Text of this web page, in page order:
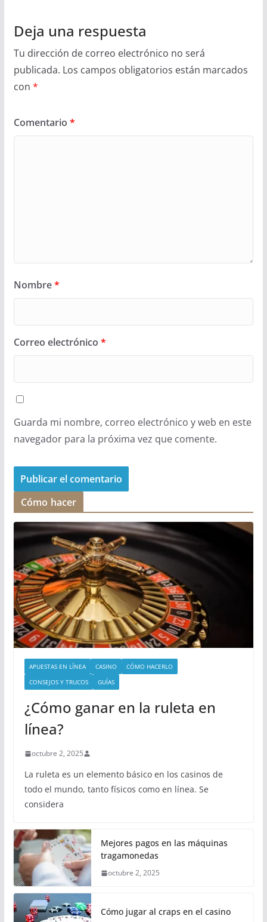
Deja una respuesta
Tu dirección de correo electrónico no será
publicada. Los campos obligatorios están marcados
con *
Comentario *
Nombre*
Correo electrónico *
Guarda mi nombre, correo electrónico y web en este
navegador para la próxima vez que comente.
Cómo hacer
APUESTAS EN LÍNEA CASINO
CÓMO HACERLO
CONSEJOS Y TRUCOS
GUÍAS
¿Cómo ganar en la ruleta en
línea?
octubre 2, 2025
La ruleta es un elemento básico en los casinos de
todo el mundo, tanto físicos como en línea. Se
considera
Mejores pagos en las máquinas
tragamonedas
octubre 2, 2025
Cómo jugar al craps en el casino